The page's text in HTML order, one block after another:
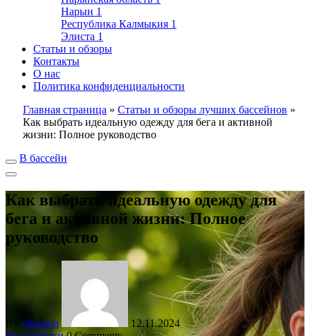
Нарын 1
Республика Калмыкия 1
Элиста 1
Статьи и обзоры
Контакты
О нас
Политика конфиденциальности
Главная страница » Статьи и обзоры лучших бассейнов »
Как выбрать идеальную одежду для бега и активной
жизни: Полное руководство
В бассейн
Как выбрать идеальную одежду для
бега и активной жизни: Полное
руководство
By vbassejn
12.11.2024